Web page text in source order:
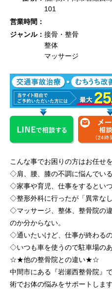
101
営業時間：
ジャンル： 接骨・整骨
整体
マッサージ
こんな事でお困りの方はお任せを
◇肩、腰、膝の不調に悩んでいる
◇家事や育児、仕事をするとい
◇整形外科に行ったが「異常なし
◇マッサージ、整体、整骨院の
のか分からない。
◇通いたいけど、仕事が終わるの
◇いつも車を使うので駐車場の
☆★他の整骨院との違い★☆
中間市にある『岩瀬西整骨院』
術でお体の悩みをサポートします